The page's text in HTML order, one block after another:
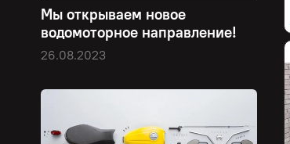
Мы открываем новое
водомоторное направление!
26.08.2023